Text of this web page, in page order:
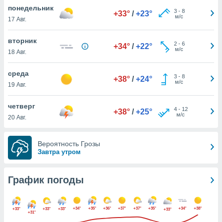
вы
установки
веб-
как
понедельник
17 Авг.
+33° / +23° 3- 8
м/с
вторник
18 Авг.
+34° / +22° 2- 6
м/с
среда
19 Авг.
+38° / +24° 3- 8
м/с
четверг
20 Авг.
+38° / +25° 4- 12
м/с
Вероятность Грозы
Завтра утром
График погоды
+33°
+31°
+33° +33° +34° +35° +36° +37° +37° +35° +33° +34° +38°